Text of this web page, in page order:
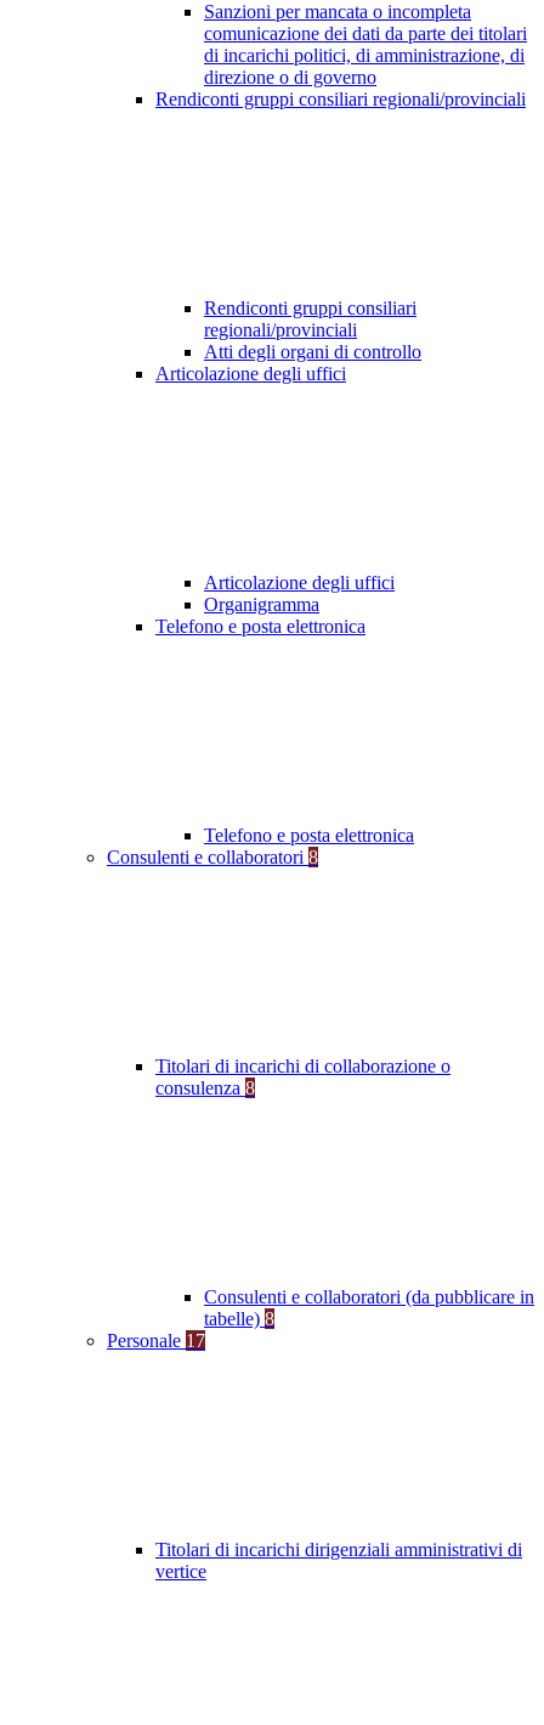
Sanzioni per mancata o incompleta
comunicazione dei dati da parte dei titolari
di incarichi politici, di amministrazione, di
direzione o di governo
Rendiconti gruppi consiliari regionali/provinciali
Rendiconti gruppi consiliari
regionali/provinciali
Atti degli organi di controllo
Articolazione degli uffici
Articolazione degli uffici
Organigramma
Telefono e posta elettronica
Telefono e posta elettronica
Consulenti e collaboratori 8
Titolari di incarichi di collaborazione o
consulenza 8
Consulenti e collaboratori (da pubblicare in
tabelle) 8
Personale 17
Titolari di incarichi dirigenziali amministrativi di
vertice